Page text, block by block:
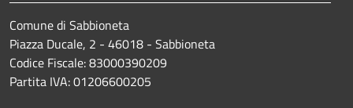
Comune di Sabbioneta
Piazza Ducale, 2 - 46018 - Sabbioneta
Codice Fiscale: 83000390209
Partita IVA: 01206600205